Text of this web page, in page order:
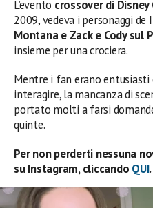
L’evento crossover di Disney
2009, vedeva i personaggi de
Montana e Zack e Cody sul
insieme per una crociera.
Mentre i fan erano
interagire, la mancanza di
portato molti a farsi
quinte.
Per non perderti nessuna
su Instagram, cliccando QUI.